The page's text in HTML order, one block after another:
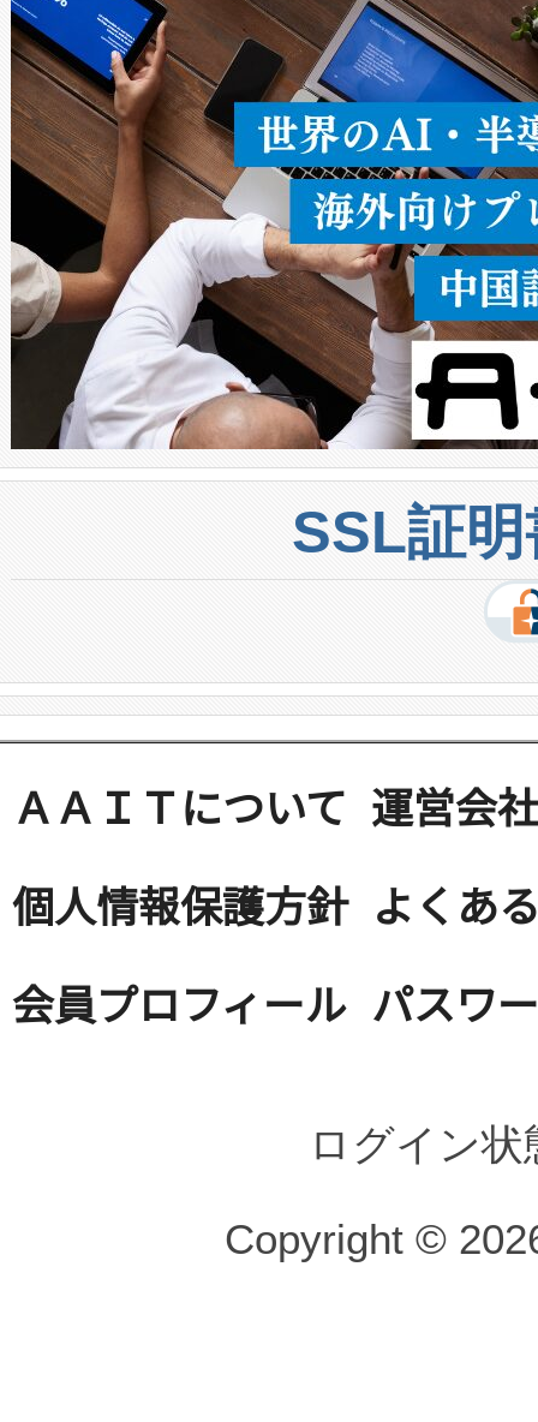
うにします。遠距離まで届く
密度なスキャ […]
SSL証
ＡＡＩＴについて 運営会社
個人情報保護方針 よくあ
会員プロフィール パスワ
ログイン
Copyright ©